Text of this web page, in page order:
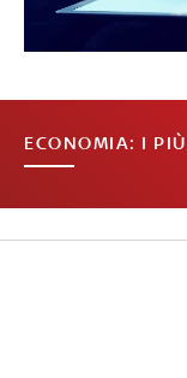
ECONOMIA: I